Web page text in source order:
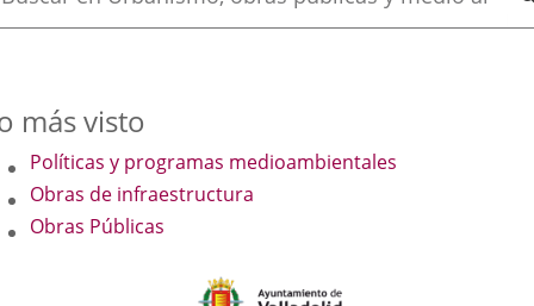
más visto
Políticas y programas medioambientales
Obras de infraestructura
Obras Públicas